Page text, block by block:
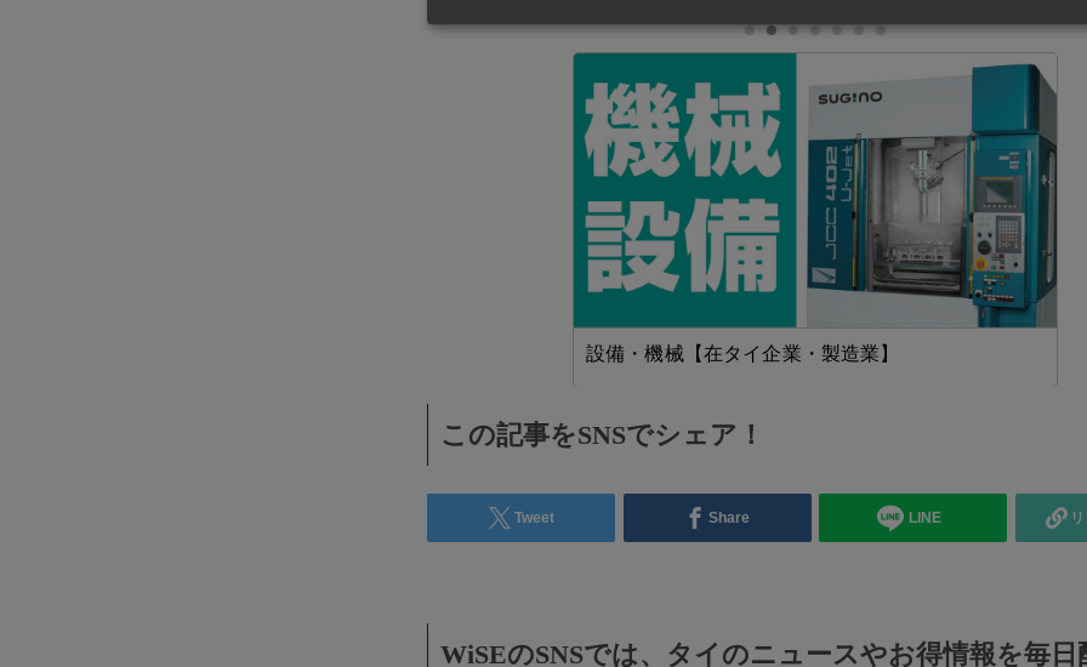
設備・機械【在タイ企業・製造業】
この記事をSNSでシェア！
Tweet Share LINE
WiSEのSNSでは、タイのニュースやお得情報を毎日